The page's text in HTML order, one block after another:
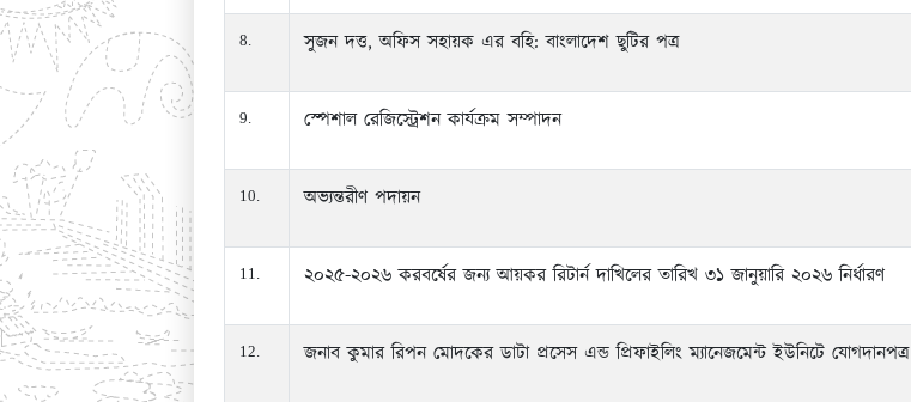
8. সুজন দত্ত, অফিস সহায়ক এর বহি: বাংলাদেশ ছুটির পত্র
9. স্পেশাল রেজিস্ট্রেশন কার্যক্রম সম্পাদন
10. অভ্যন্তরীণ পদায়ন
11. ২০২৫-২০২৬ করবর্ষের জন্য আয়কর রিটার্ন দাখিলের তারিখ ৩১ জানুয়ারি ২০২৬ নির্ধারণ
12. জনাব কুমার রিপন মোদকের ডাটা প্রসেস এন্ড প্রিফাইলিং ম্যানেজমেন্ট ইউনিটে যোগদানপত্র